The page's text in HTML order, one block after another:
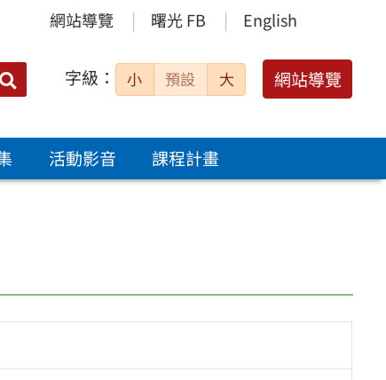
網站導覽 曙光 FB English
搜
字級： 小 預設 大 網站導覽
活動影音
課程計畫